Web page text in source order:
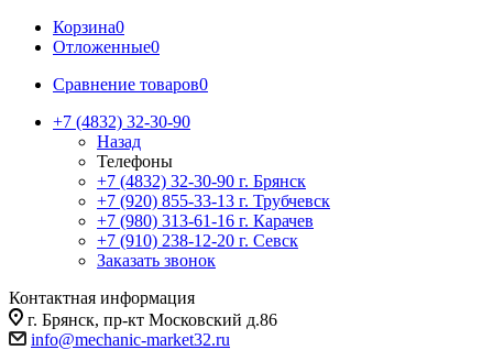
Корзина0
Отложенные0
Сравнение товаров0
+7 (4832) 32-30-90
Назад
Телефоны
+7 (4832) 32-30-90 г. Брянск
+7 (920) 855-33-13 г. Трубчевск
+7 (980) 313-61-16 г. Карачев
+7 (910) 238-12-20 г. Севск
Заказать звонок
Контактная информация
г. Брянск, пр-кт Московский д.86
info@mechanic-market32.ru